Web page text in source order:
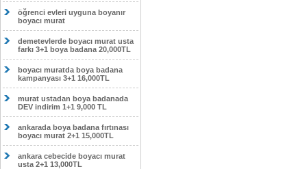
öğrenci evleri uyguna boyanır
boyacı murat
demetevlerde boyacı murat usta
farkı 3+1 boya badana 20,000TL
boyacı muratda boya badana
kampanyası 3+1 16,000TL
murat ustadan boya badanada
DEV indirim 1+1 9,000 TL
ankarada boya badana fırtınası
boyacı murat 2+1 15,000TL
ankara cebecide boyacı murat
usta 2+1 13,000TL